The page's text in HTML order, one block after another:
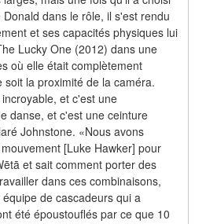
dans le rôle, il s'est rendu
et ses capacités physiques lui
Lucky One (2012) dans une
où elle était complètement
la proximité de la caméra.
et c'est une
danse, et c'est une ceinture
Johnstone. «Nous avons
[Luke Hawker] pour
et sait comment porter des
dans ces combinaisons,
de cascadeurs qui a
été époustouflés par ce que 10